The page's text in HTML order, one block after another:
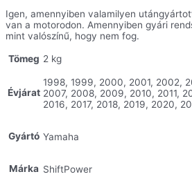
Igen, amennyiben valamilyen
van a motorodon. Amennyiben gyári
mint valószínű, hogy nem fog.
Tömeg 2 kg
Évjárat
1998, 1999, 2000, 2001, 2002,
2007, 2008, 2009, 2010, 2011,
2016, 2017, 2018, 2019, 2020,
Gyártó Yamaha
Márka ShiftPower